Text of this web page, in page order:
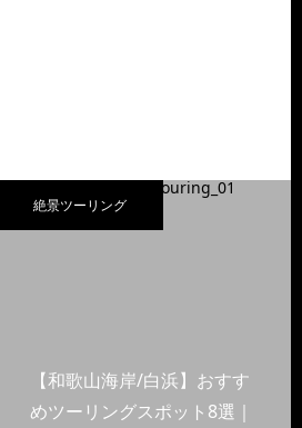
絶景ツーリング
【和歌山海岸/白浜】おすす
めツーリングスポット8選｜